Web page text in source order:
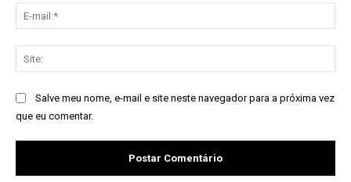
Salve meu nome, e-mail e site neste navegador para a próxima vez
que eu comentar.